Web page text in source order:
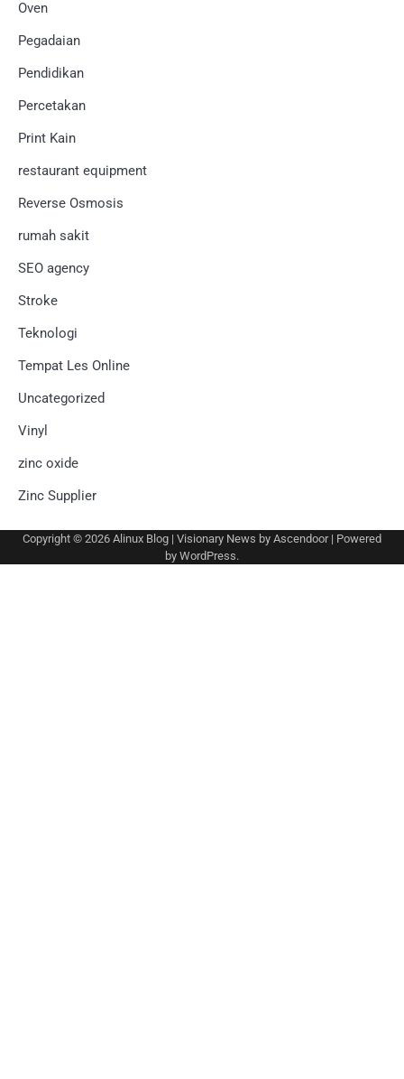
Oven
Pegadaian
Pendidikan
Percetakan
Print Kain
restaurant equipment
Reverse Osmosis
rumah sakit
SEO agency
Stroke
Teknologi
Tempat Les Online
Uncategorized
Vinyl
zinc oxide
Zinc Supplier
Copyright © 2026 Alinux Blog | Visionary News by Ascendoor| Powered
by WordPress.